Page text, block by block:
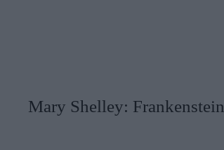
Mary Shelley: Frankenstein